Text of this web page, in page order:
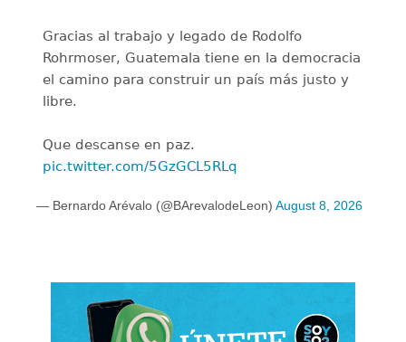
Gracias al trabajo y legado de Rodolfo
Rohrmoser, Guatemala tiene en la democracia
el camino para construir un país más justo y
libre.
Que descanse en paz.
pic.twitter.com/5GzGCL5RLq
— Bernardo Arévalo (@BArevalodeLeon) August 8, 2026